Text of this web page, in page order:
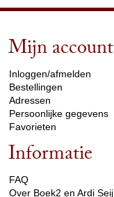
Mijn account
Inloggen/afmelden
Bestellingen
Adressen
Persoonlijke gegevens
Favorieten
Informatie
FAQ
Over Boek2 en Ardi Seij